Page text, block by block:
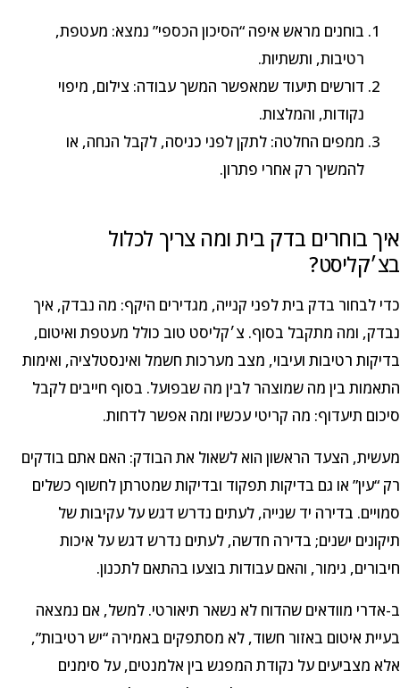
בוחנים מראש איפה “הסיכון הכספי” נמצא: מעטפת,
רטיבות, ותשתיות.
דורשים תיעוד שמאפשר המשך עבודה: צילום, מיפוי
נקודות, והמלצות.
ממפים החלטה: לתקן לפני כניסה, לקבל הנחה, או
להמשיך רק אחרי פתרון.
איך בוחרים בדק בית ומה צריך לכלול
בצ׳קליסט?
כדי לבחור בדק בית לפני קנייה, מגדירים היקף: מה נבדק, איך
נבדק, ומה מתקבל בסוף. צ׳קליסט טוב כולל מעטפת ואיטום,
בדיקות רטיבות ועיבוי, מצב מערכות חשמל ואינסטלציה, ואימות
התאמות בין מה שמוצהר לבין מה שבפועל. בסוף חייבים לקבל
סיכום תיעדוף: מה קריטי עכשיו ומה אפשר לדחות.
מעשית, הצעד הראשון הוא לשאול את הבודק: האם אתם בודקים
רק “עין” או גם בדיקות תפקוד ובדיקות שמטרתן לחשוף כשלים
סמויים. בדירה יד שנייה, לעתים נדרש דגש על עקיבות של
תיקונים ישנים; בדירה חדשה, לעתים נדרש דגש על איכות
חיבורים, גימור, והאם עבודות בוצעו בהתאם לתכנון.
ב-אדרי מוודאים שהדוח לא נשאר תיאורטי. למשל, אם נמצאה
בעיית איטום באזור חשוד, לא מסתפקים באמירה “יש רטיבות”,
אלא מצביעים על נקודת המפגש בין אלמנטים, על סימנים